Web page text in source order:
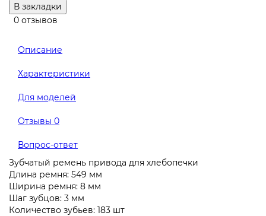
В закладки
0 отзывов
Описание
Характеристики
Для моделей
Отзывы 0
Вопрос-ответ
Зубчатый ремень привода для хлебопечки
Длина ремня: 549 мм
Ширина ремня: 8 мм
Шаг зубцов: 3 мм
Количество зубьев: 183 шт